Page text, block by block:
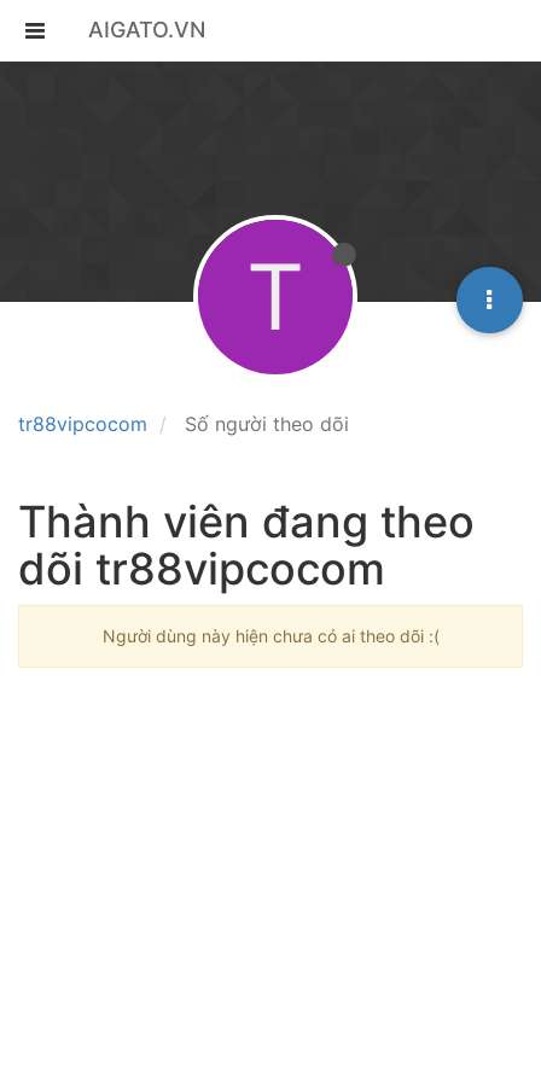
AIGATO.VN
tr88vipcocom Số người theo dõi
T
Thành viên đang theo
dõi tr88vipcocom
Người dùng này hiện chưa có ai theo dõi :(